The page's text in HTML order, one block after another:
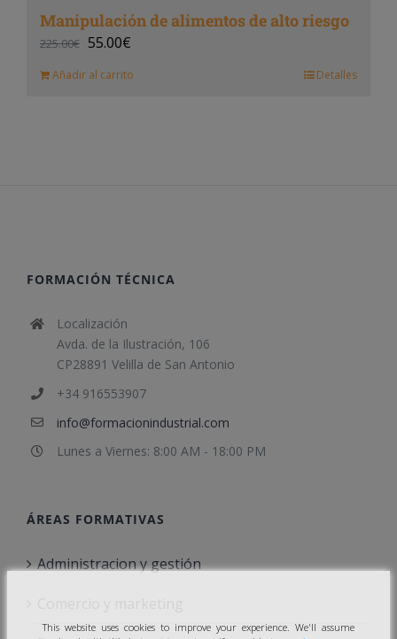
Manipulación de alimentos de alto riesgo
225.00€ 55.00€
Añadir al carrito Detalles
FORMACIÓN TÉCNICA
Localización
Avda. de la Ilustración, 106
CP28891 Velilla de San Antonio
+34 916553907
info@formacionindustrial.com
Lunes a Viernes: 8:00 AM - 18:00 PM
ÁREAS FORMATIVAS
Administracion y gestión
This website uses cookies to improve your experience. We'll assume